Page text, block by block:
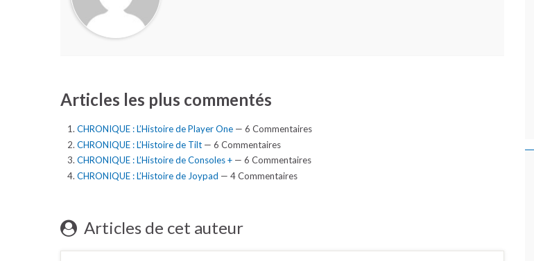
Articles les plus commentés
CHRONIQUE : L’Histoire de Player One — 6 Commentaires
CHRONIQUE : L’Histoire de Tilt — 6 Commentaires
CHRONIQUE : L’Histoire de Consoles + — 6 Commentaires
CHRONIQUE : L’Histoire de Joypad — 4 Commentaires
Articles de cet auteur